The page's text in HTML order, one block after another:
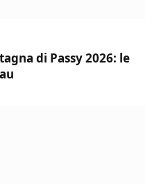
di Passy 2026: le